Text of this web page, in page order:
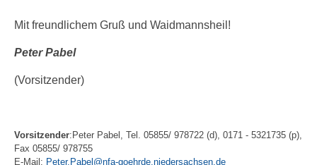
Mit freundlichem Gruß und Waidmannsheil!
Peter Pabel
(Vorsitzender)
Vorsitzender:Peter Pabel, Tel. 05855/ 978722 (d), 0171 - 5321735 (p),
Fax 05855/ 978755
E-Mail: Peter.Pabel@nfa-goehrde.niedersachsen.de